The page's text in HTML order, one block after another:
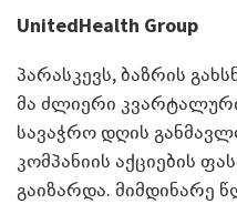
UnitedHealth Group
პარასკევს, ბაზრის
მა ძლიერი
სავაჭრო დღის
კომპანიის აქციების
გაიზარდა. მიმდინარე